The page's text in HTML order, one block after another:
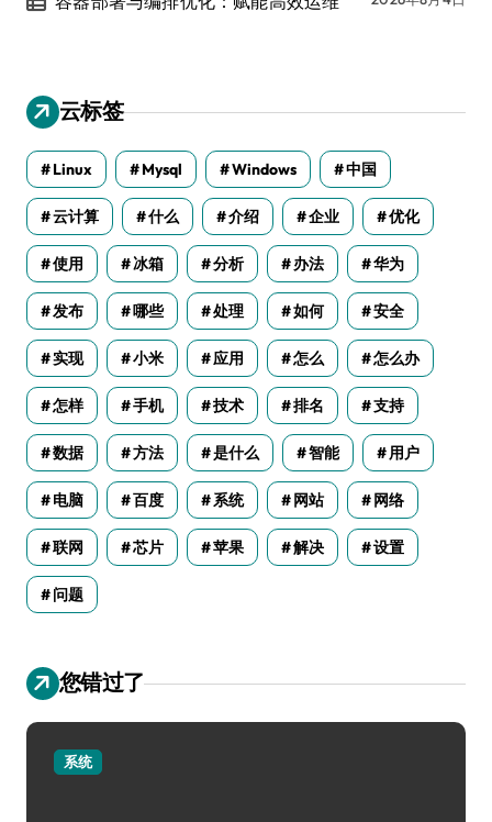
云标签
Linux Mysql Windows 中国
云计算 什么 介绍 企业 优化
使用 冰箱 分析 办法 华为
发布 哪些 处理 如何 安全
实现 小米 应用 怎么 怎么办
怎样 手机 技术 排名 支持
数据 方法 是什么 智能 用户
电脑 百度 系统 网站 网络
联网 芯片 苹果 解决 设置
问题
您错过了
系统